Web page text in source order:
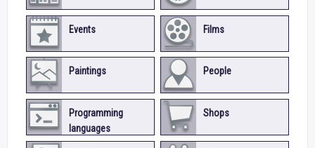
Events Films
Paintings People
Programming
languages
Shops